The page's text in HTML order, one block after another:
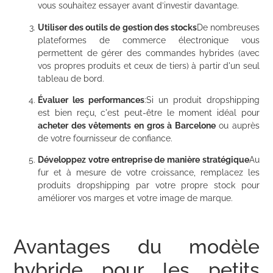
vous souhaitez essayer avant d’investir davantage.
Utiliser des outils de gestion des stocksDe nombreuses
plateformes de commerce électronique vous
permettent de gérer des commandes hybrides (avec
vos propres produits et ceux de tiers) à partir d'un seul
tableau de bord.
Évaluer les performances:Si un produit dropshipping
est bien reçu, c'est peut-être le moment idéal pour
acheter des vêtements en gros à Barceloneou auprès
de votre fournisseur de confiance.
Développez votre entreprise de manière stratégiqueAu
fur et à mesure de votre croissance, remplacez les
produits dropshipping par votre propre stock pour
améliorer vos marges et votre image de marque.
Avantages du modèle